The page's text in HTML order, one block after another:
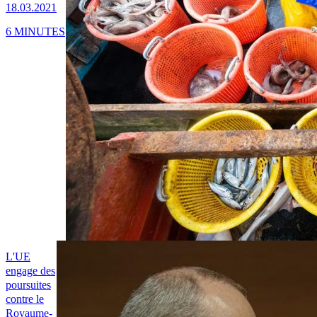
18.03.2021
6 MINUTES
L'UE
engage des
poursuites
contre le
Royaume-